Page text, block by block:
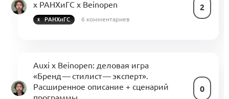
х РАНХиГС х Beinopen
2
РАНХиГС 6 комментариев
Auxi x Beinopen: деловая игра
«Бренд — стилист — эксперт».
Расширенное описание + сценарий
0